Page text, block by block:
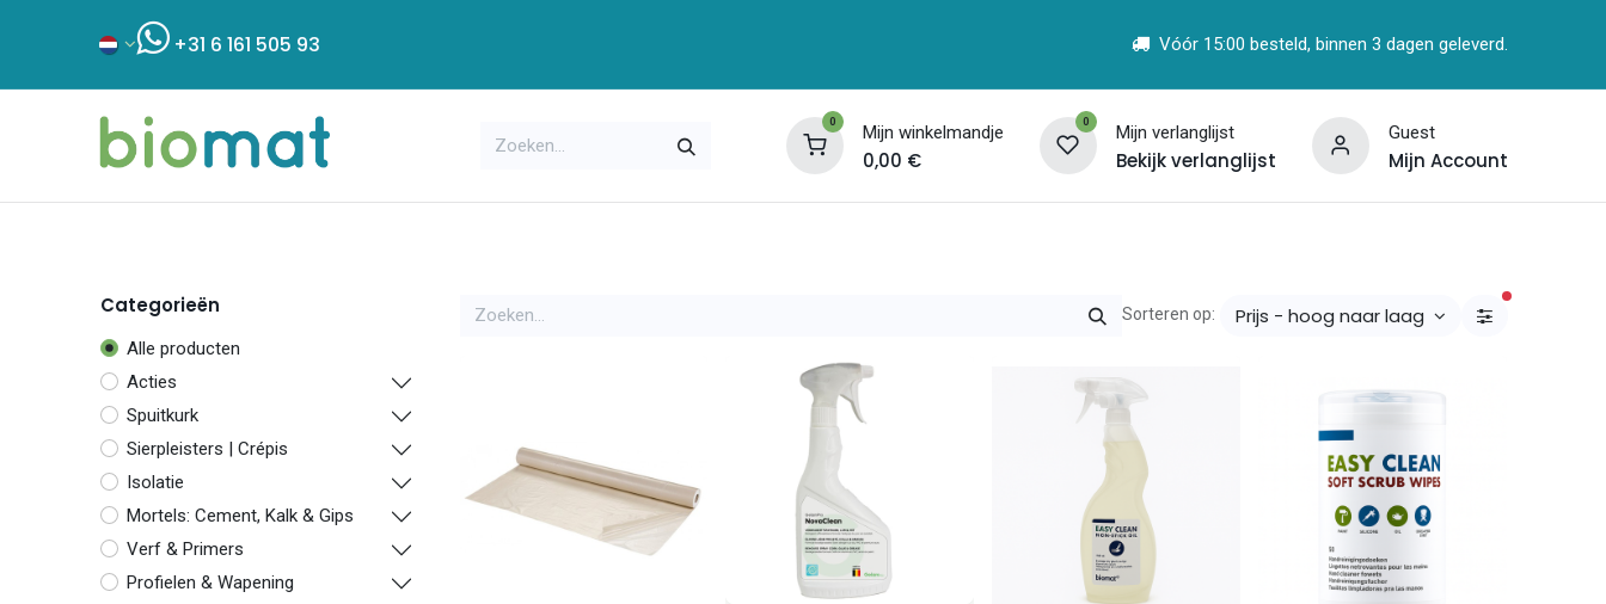
+31 6 161 505 93 Vóór 15:00 besteld, binnen 3 dagen geleverd.
0 Mijn winkelmandje
0,00 €
0 Mijn verlanglijst
Bekijk verlanglijst
Guest
Mijn Account
Categorieën
Alle producten
Acties
Spuitkurk
Sierpleisters | Crépis
Isolatie
Mortels: Cement, Kalk & Gips
Verf & Primers
Profielen & Wapening
Sorteren op: Prijs - hoog naar laag actieve